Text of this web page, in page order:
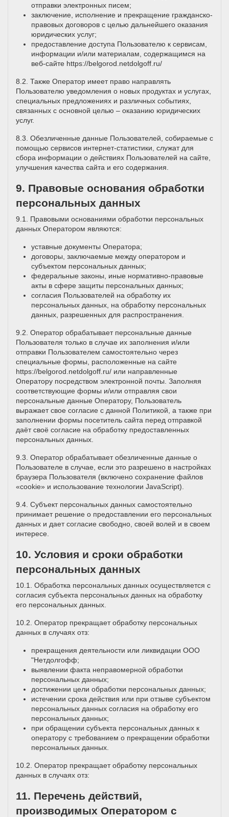
отправки электронных писем;
заключение, исполнение и прекращение гражданско-
правовых договоров с целью дальнейшего оказания
юридических услуг;
предоставление доступа Пользователю к сервисам,
информации и/или материалам, содержащимся на
веб-сайте https://belgorod.netdolgoff.ru/
8.2. Также Оператор имеет право направлять
Пользователю уведомления о новых продуктах и услугах,
специальных предложениях и различных событиях,
связанных с основной целью – оказанию юридических
услуг.
8.3. Обезличенные данные Пользователей, собираемые с
помощью сервисов интернет-статистики, служат для
сбора информации о действиях Пользователей на сайте,
улучшения качества сайта и его содержания.
9. Правовые основания обработки
персональных данных
9.1. Правовыми основаниями обработки персональных
данных Оператором являются:
уставные документы Оператора;
договоры, заключаемые между оператором и
субъектом персональных данных;
федеральные законы, иные нормативно-правовые
акты в сфере защиты персональных данных;
согласия Пользователей на обработку их
персональных данных, на обработку персональных
данных, разрешенных для распространения.
9.2. Оператор обрабатывает персональные данные
Пользователя только в случае их заполнения и/или
отправки Пользователем самостоятельно через
специальные формы, расположенные на сайте
https://belgorod.netdolgoff.ru/ или направленные
Оператору посредством электронной почты. Заполняя
соответствующие формы и/или отправляя свои
персональные данные Оператору, Пользователь
выражает свое согласие с данной Политикой, а также при
заполнении формы посетитель сайта перед отправкой
даёт своё согласие на обработку предоставленных
персональных данных.
9.3. Оператор обрабатывает обезличенные данные о
Пользователе в случае, если это разрешено в настройках
браузера Пользователя (включено сохранение файлов
«cookie» и использование технологии JavaScript).
9.4. Субъект персональных данных самостоятельно
принимает решение о предоставлении его персональных
данных и дает согласие свободно, своей волей и в своем
интересе.
10. Условия и сроки обработки
персональных данных
10.1. Обработка персональных данных осуществляется с
согласия субъекта персональных данных на обработку
его персональных данных.
10.2. Оператор прекращает обработку персональных
данных в случаях отз:
прекращения деятельности или ликвидации ООО
"Нетдолгофф;
выявлении факта неправомерной обработки
персональных данных;
достижении цели обработки персональных данных;
истечении срока действия или при отзыве субъектом
персональных данных согласия на обработку его
персональных данных;
при обращении субъекта персональных данных к
оператору с требованием о прекращении обработки
персональных данных.
10.2. Оператор прекращает обработку персональных
данных в случаях отз:
11. Перечень действий,
производимых Оператором с